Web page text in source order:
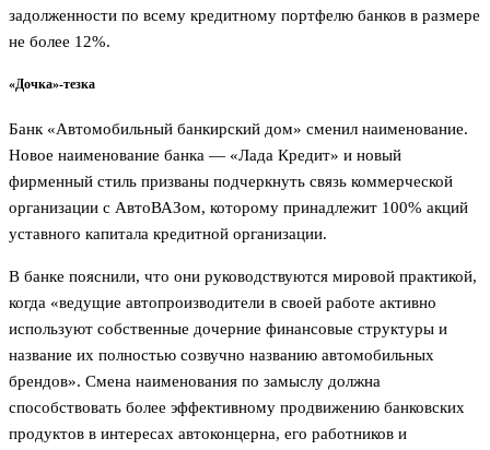
задолженности по всему кредитному портфелю банков в размере
не более 12%.
«Дочка»-тезка
Банк «Автомобильный банкирский дом» сменил наименование.
Новое наименование банка — «Лада Кредит» и новый
фирменный стиль призваны подчеркнуть связь коммерческой
организации с АвтоВАЗом, которому принадлежит 100% акций
уставного капитала кредитной организации.
В банке пояснили, что они руководствуются мировой практикой,
когда «ведущие автопроизводители в своей работе активно
используют собственные дочерние финансовые структуры и
название их полностью созвучно названию автомобильных
брендов». Смена наименования по замыслу должна
способствовать более эффективному продвижению банковских
продуктов в интересах автоконцерна, его работников и